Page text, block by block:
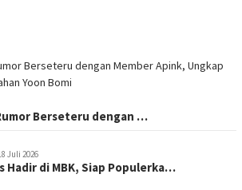
Berseteru dengan …
Juli 2026
Hadir di MBK, Siap Populerka…